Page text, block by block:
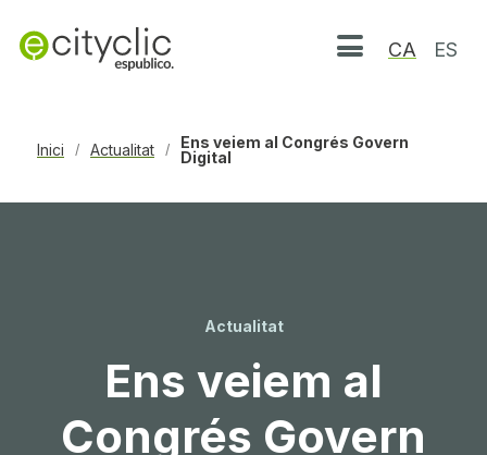
Obrir menú
CA ES
Inici / Actualitat /
Ens veiem al Congrés Govern
Digital
Actualitat
Ens veiem al
Congrés Govern